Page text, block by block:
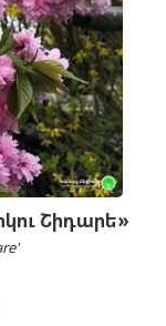
Շիդարե»